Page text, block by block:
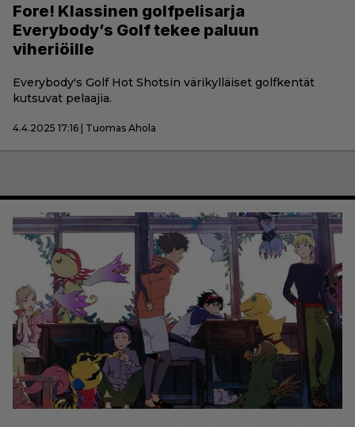
Fore! Klassinen golfpelisarja
Everybody’s Golf tekee paluun
viheriöille
Everybody's Golf Hot Shotsin värikylläiset golfkentät
kutsuvat pelaajia.
4.4.2025 17:16 | Tuomas Ahola